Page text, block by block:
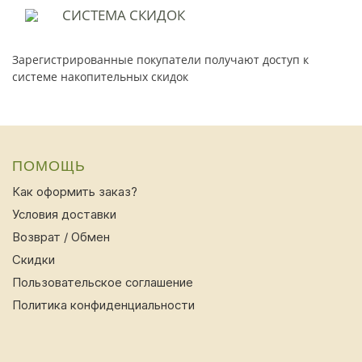
СИСТЕМА СКИДОК
Зарегистрированные покупатели получают доступ к
системе накопительных скидок
ПОМОЩЬ
Как оформить заказ?
Условия доставки
Возврат / Обмен
Скидки
Пользовательское соглашение
Политика конфиденциальности